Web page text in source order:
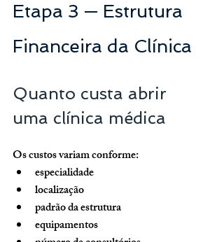
Etapa 3 — Estrutura
Financeira da Clínica
Quanto custa abrir
uma clínica médica
Os custos variam conforme:
especialidade
localização
padrão da estrutura
equipamentos